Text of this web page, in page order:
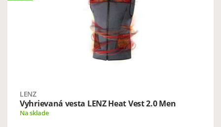
LENZ
Vyhrievaná vesta LENZ Heat Vest 2.0 Men
Na sklade